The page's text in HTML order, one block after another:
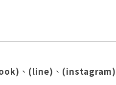
、 (line) 、 (instagram)